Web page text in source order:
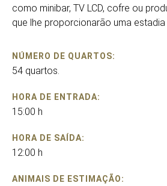
como minibar, TV LCD, cofre ou
que lhe proporcionarão uma
NÚMERO DE QUARTOS:
54 quartos.
HORA DE ENTRADA:
15:00 h
HORA DE SAÍDA:
12:00 h
ANIMAIS DE ESTIMAÇÃO: